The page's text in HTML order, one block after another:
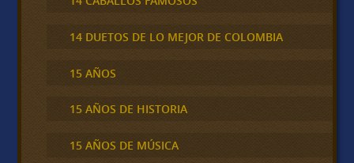
14 DUETOS DE LO MEJOR DE COLOMBIA
15 AÑOS
15 AÑOS DE HISTORIA
15 AÑOS DE MÚSICA